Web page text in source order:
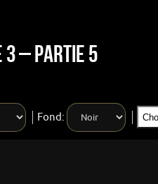
3 – Partie 5
Fond: